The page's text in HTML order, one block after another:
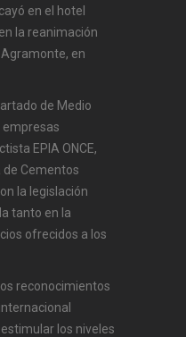
en el hotel
la reanimación
en
de Medio
empresas
EPIA ONCE,
de Cementos
la legislación
tanto en la
ofrecidos a los
reconocimientos
los niveles